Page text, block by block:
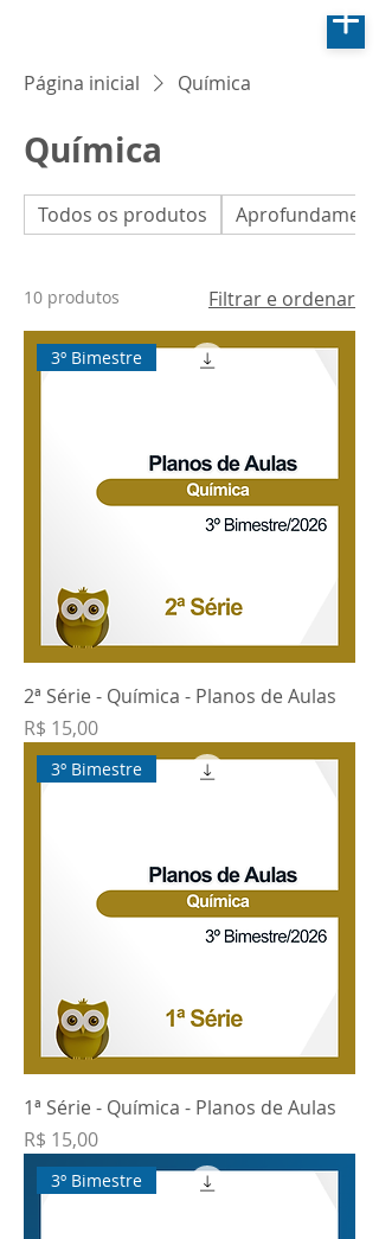
Página inicial Química
Química
Todos os produtos
10 produtos Filtrar e ordenar
3º Bimestre
2ª Série - Química - Planos de Aulas
Preço
R$ 15,00
3º Bimestre
1ª Série - Química - Planos de Aulas
Preço
R$ 15,00
3º Bimestre